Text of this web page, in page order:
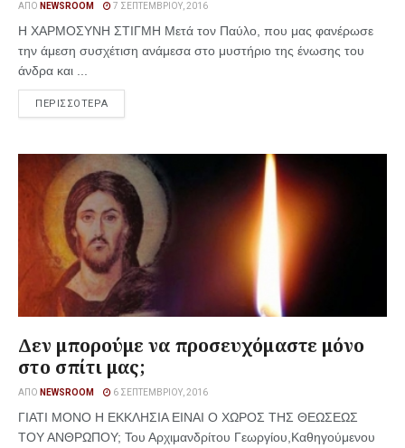
ΑΠΌ NEWSROOM 7 ΣΕΠΤΕΜΒΡΊΟΥ, 2016
Η ΧΑΡΜΟΣΥΝΗ ΣΤΙΓΜΗ Μετά τον Παύλο, που μας φανέρωσε
την άμεση συσχέτιση ανάμεσα στο μυστήριο της ένωσης του
άνδρα και ...
ΠΕΡΙΣΣΟΤΕΡΑ
Δεν μπορούμε να προσευχόμαστε μόνο
στο σπίτι μας;
ΑΠΌ NEWSROOM 6 ΣΕΠΤΕΜΒΡΊΟΥ, 2016
ΓΙΑΤΙ ΜΟΝΟ Η ΕΚΚΛΗΣΙΑ ΕΙΝΑΙ Ο ΧΩΡΟΣ ΤΗΣ ΘΕΩΣΕΩΣ
ΤΟΥ ΑΝΘΡΩΠΟΥ; Του Αρχιμανδρίτου Γεωργίου,Καθηγούμενου